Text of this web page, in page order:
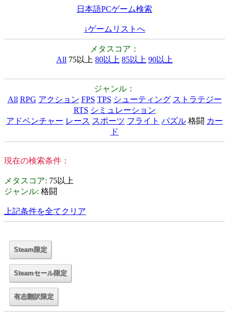
日本語PCゲーム検索
↓ゲームリストへ
メタスコア：
All 75以上 80以上 85以上 90以上
ジャンル：
All RPG アクション FPS TPS シューティング ストラテジー
RTS シミュレーション
アドベンチャー レース スポーツ フライト パズル 格闘 カー
ド
現在の検索条件：
メタスコア: 75以上
ジャンル: 格闘
上記条件を全てクリア